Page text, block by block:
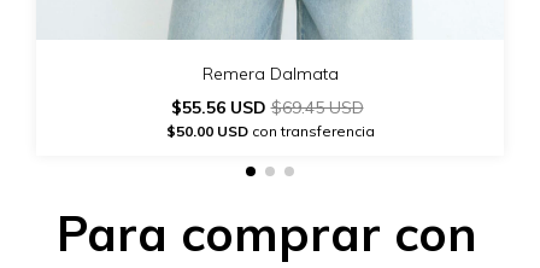
Remera Dalmata
$55.56 USD$69.45 USD
$50.00 USDcon transferencia
Para comprar con